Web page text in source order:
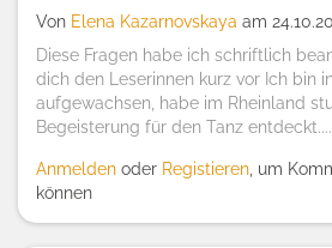
Von Elena Kazarnovskaya am
Diese Fragen habe ich schriftlich
dich den Leserinnen kurz vor Ich bin
aufgewachsen, habe im Rheinland
Begeisterung für den Tanz entdeckt....
Anmelden oder Registieren , um
können